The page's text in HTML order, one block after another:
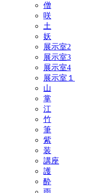
僧
咲
土
妖
展示室2
展示室3
展示室4
展示室１
山
掌
江
竹
筆
紫
装
講座
護
酔